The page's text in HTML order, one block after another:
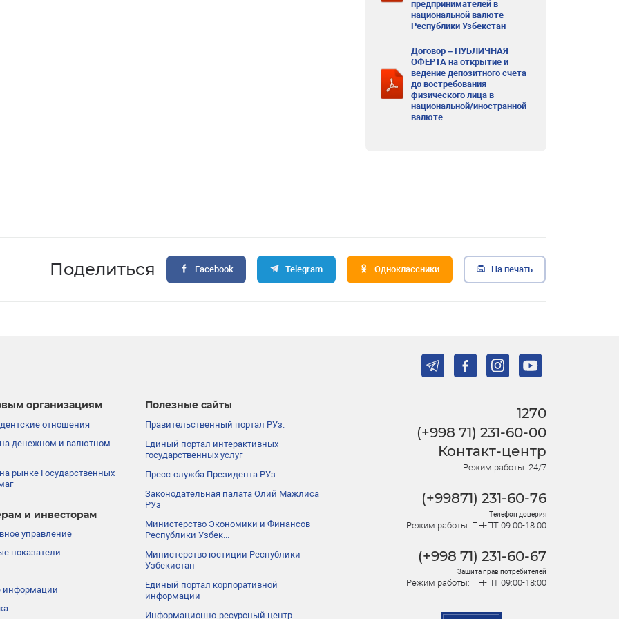
предпринимателей в
национальной валюте
Республики Узбекстан
Договор – ПУБЛИЧНАЯ
ОФЕРТА на открытие и
ведение депозитного счета
до востребования
физического лица в
национальной/иностранной
валюте
Поделиться Facebook Telegram Одноклассники На печать
организациям
отношения
денежном и валютном
рынке Государственных
и инвесторам
управление
показатели
информации
Полезные сайты
Правительственный портал РУз.
Единый портал интерактивных
государственных услуг
Пресс-служба Президента РУз
Законодательная палата Олий Мажлиса
РУз
Министерство Экономики и Финансов
Республики Узбек...
Министерство юстиции Республики
Узбекистан
Единый портал корпоративной
информации
Информационно-ресурсный центр
1270
(+998 71) 231-60-00
Контакт-центр
Режим работы: 24/7
(+99871) 231-60-76
Телефон доверия
Режим работы: ПН-ПТ 09:00-18:00
(+998 71) 231-60-67
Защита прав потребителей
Режим работы: ПН-ПТ 09:00-18:00